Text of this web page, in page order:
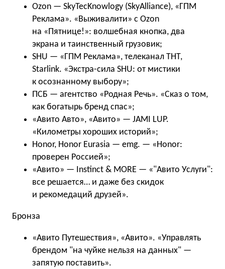
Ozon — SkyTecKnowlogy (SkyAlliance), «ГПМ
Реклама». «Выживалити» с Ozon
на «Пятнице!»: волшебная кнопка, два
экрана и таинственный грузовик;
SHU — «ГПМ Реклама», телеканал ТНТ,
Starlink. «Экстра-сила SHU: от мистики
к осознанному выбору»;
ПСБ — агентство «Родная Речь». «Сказ о том,
как богатырь бренд спас»;
«Авито Авто», «Авито» — JAMI LUP.
«Километры хороших историй»;
Honor, Honor Eurasia — emg. — «Honor:
проверен Россией»;
«Авито» — Instinct & MORE — «"Авито Услуги":
все решается… и даже без скидок
и рекомедаций друзей».
Бронза
«Авито Путешествия», «Авито». «Управлять
брендом "на чуйке нельзя на данных" —
запятую поставить».